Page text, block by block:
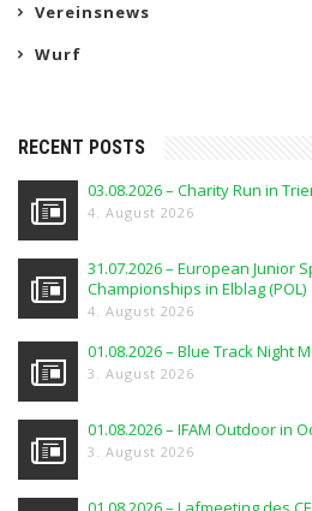
Vereinsnews
Wurf
RECENT POSTS
03.08.2026 – Charity Run in
4. August 2026
31.07.2026 – European Junior
Championships in Elblag (POL)
4. August 2026
01.08.2026 – Blue Track Night
3. August 2026
01.08.2026 – IFAM Outdoor in
3. August 2026